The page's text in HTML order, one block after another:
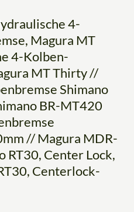
4-
Magura MT
4-Kolben-
MT Thirty //
Shimano
BR-MT420
// Magura MDR-
RT30, Center Lock,
Centerlock-